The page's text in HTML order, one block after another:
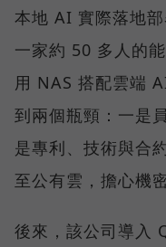
本地 AI 實際落地
一家約 50 多人的
用 NAS 搭配雲端
到兩個瓶頸：一是
是專利、技術與合
至公有雲，擔心機
後來，該公司導入